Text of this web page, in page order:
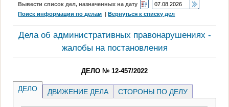
Вывести список дел, назначенных на дату
Поиск информации по делам |Вернуться к списку дел
Дела об административных правонарушениях -
жалобы на постановления
ДЕЛО № 12-457/2022
ДЕЛО ДВИЖЕНИЕ ДЕЛА СТОРОНЫ ПО ДЕЛУ